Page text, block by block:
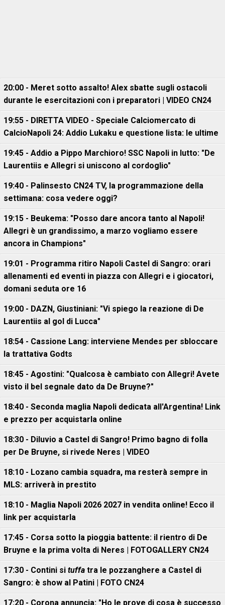
20:00 - Meret sotto assalto! Alex sbatte sugli ostacoli
durante le esercitazioni con i preparatori | VIDEO CN24
19:55 - DIRETTA VIDEO - Speciale Calciomercato di
CalcioNapoli 24: Addio Lukaku e questione lista: le ultime
19:45 - Addio a Pippo Marchioro! SSC Napoli in lutto: "De
Laurentiis e Allegri si uniscono al cordoglio"
19:40 - Palinsesto CN24 TV, la programmazione della
settimana: cosa vedere oggi?
19:15 - Beukema: "Posso dare ancora tanto al Napoli!
Allegri è un grandissimo, a marzo vogliamo essere
ancora in Champions"
19:01 - Programma ritiro Napoli Castel di Sangro: orari
allenamenti ed eventi in piazza con Allegri e i giocatori,
domani seduta ore 16
19:00 - DAZN, Giustiniani: "Vi spiego la reazione di De
Laurentiis al gol di Lucca"
18:54 - Cassione Lang: interviene Mendes per sbloccare
la trattativa Godts
18:45 - Agostini: "Qualcosa è cambiato con Allegri! Avete
visto il bel segnale dato da De Bruyne?"
18:40 - Seconda maglia Napoli dedicata all'Argentina! Link
e prezzo per acquistarla online
18:30 - Diluvio a Castel di Sangro! Primo bagno di folla
per De Bruyne, si rivede Neres | VIDEO
18:10 - Lozano cambia squadra, ma resterà sempre in
MLS: arriverà in prestito
18:10 - Maglia Napoli 2026 2027 in vendita online! Ecco il
link per acquistarla
17:45 - Corsa sotto la pioggia battente: il rientro di De
Bruyne e la prima volta di Neres | FOTOGALLERY CN24
17:30 - Contini si tuffa tra le pozzanghere a Castel di
Sangro: è show al Patini | FOTO CN24
17:20 - Corona annuncia: "Ho le prove di cosa è successo